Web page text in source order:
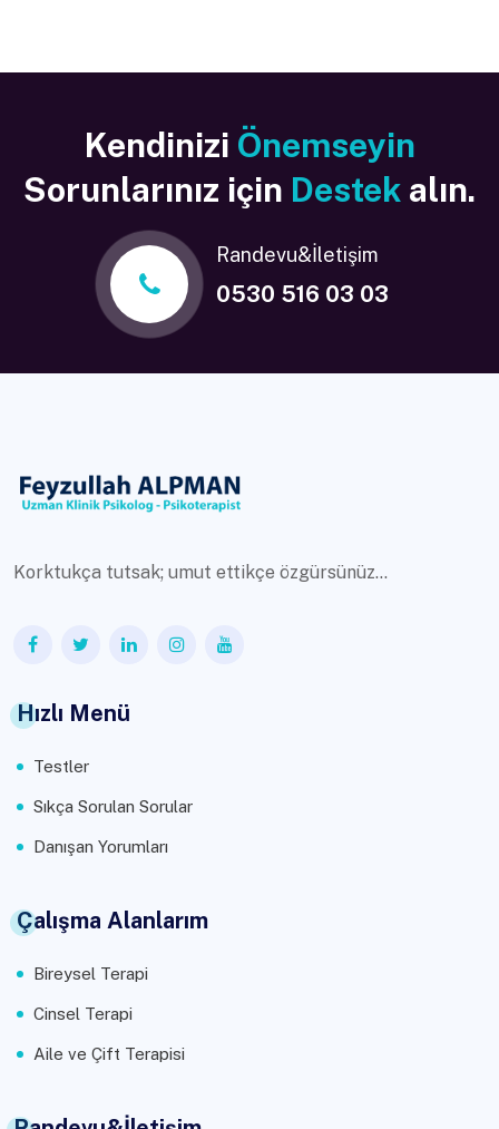
Kendinizi Önemseyin
Sorunlarınız için Destek alın.
Randevu&İletişim
0530 516 03 03
Korktukça tutsak; umut ettikçe özgürsünüz...
Hızlı Menü
Testler
Sıkça Sorulan Sorular
Danışan Yorumları
Çalışma Alanlarım
Bireysel Terapi
Cinsel Terapi
Aile ve Çift Terapisi